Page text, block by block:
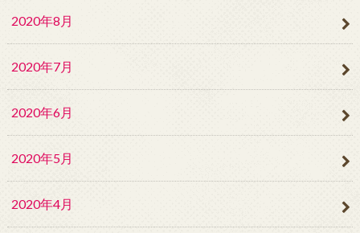
2020年8月
2020年7月
2020年6月
2020年5月
2020年4月